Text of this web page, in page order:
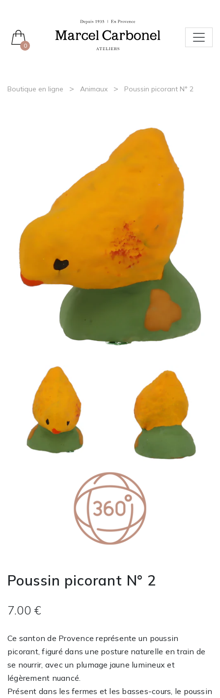
0
Boutique en ligne > Animaux > Poussin picorant N° 2
Poussin picorant N° 2
7.00 €
Ce santon de Provence représente un poussin
picorant, figuré dans une posture naturelle en train de
se nourrir, avec un plumage jaune lumineux et
légèrement nuancé.
Présent dans les fermes et les basses-cours, le poussin